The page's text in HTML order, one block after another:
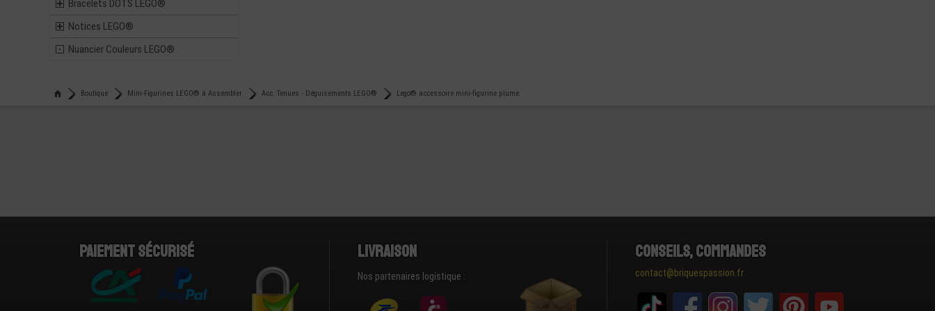
Bracelets DOTS LEGO®
Notices LEGO®
Nuancier Couleurs LEGO®
Boutique Mini-Figurines LEGO® à Assembler Acc. Tenues - Déguisements LEGO® Lego® accessoire mini-figurine plume
Paiement sécurisé Livraison
Nos partenaires logistique :
Conseils, Commandes
contact@briquespassion.fr